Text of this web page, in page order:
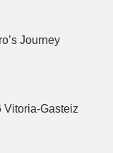
Journey
Vitoria-Gasteiz